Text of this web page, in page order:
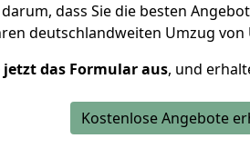
dass Sie die besten
deutschlandweiten Umzug von
jetzt das Formular aus, und
Kostenlose Angebote